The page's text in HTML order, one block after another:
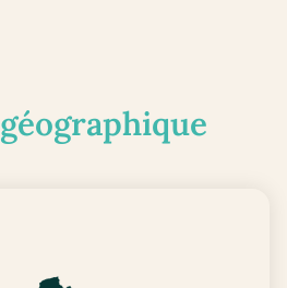
géographique